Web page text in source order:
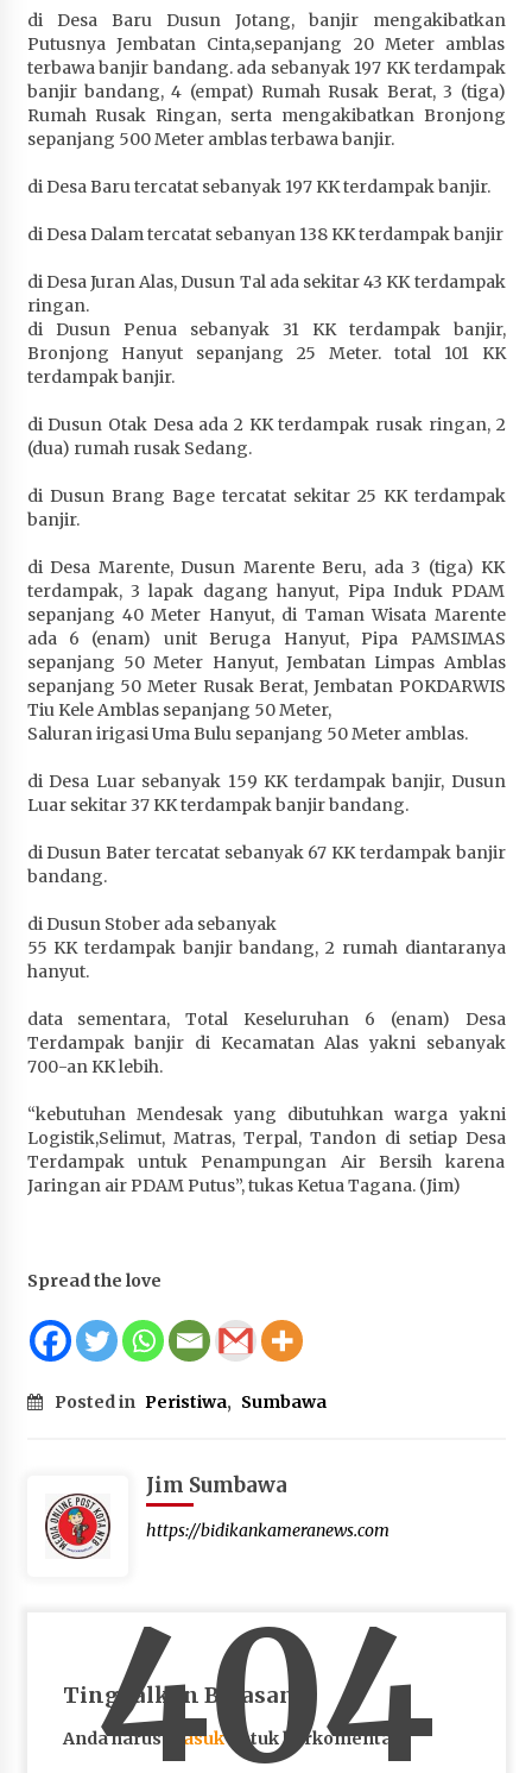
di Desa Baru Dusun Jotang, banjir mengakibatkan
Putusnya Jembatan Cinta,sepanjang 20 Meter amblas
terbawa banjir bandang. ada sebanyak 197 KK terdampak
banjir bandang, 4 (empat) Rumah Rusak Berat, 3 (tiga)
Rumah Rusak Ringan, serta mengakibatkan Bronjong
sepanjang 500 Meter amblas terbawa banjir.
di Desa Baru tercatat sebanyak 197 KK terdampak banjir.
di Desa Dalam tercatat sebanyan 138 KK terdampak banjir
di Desa Juran Alas, Dusun Tal ada sekitar 43 KK terdampak
ringan.
di Dusun Penua sebanyak 31 KK terdampak banjir,
Bronjong Hanyut sepanjang 25 Meter. total 101 KK
terdampak banjir.
di Dusun Otak Desa ada 2 KK terdampak rusak ringan, 2
(dua) rumah rusak Sedang.
di Dusun Brang Bage tercatat sekitar 25 KK terdampak
banjir.
di Desa Marente, Dusun Marente Beru, ada 3 (tiga) KK
terdampak, 3 lapak dagang hanyut, Pipa Induk PDAM
sepanjang 40 Meter Hanyut, di Taman Wisata Marente
ada 6 (enam) unit Beruga Hanyut, Pipa PAMSIMAS
sepanjang 50 Meter Hanyut, Jembatan Limpas Amblas
sepanjang 50 Meter Rusak Berat, Jembatan POKDARWIS
Tiu Kele Amblas sepanjang 50 Meter,
Saluran irigasi Uma Bulu sepanjang 50 Meter amblas.
di Desa Luar sebanyak 159 KK terdampak banjir, Dusun
Luar sekitar 37 KK terdampak banjir bandang.
di Dusun Bater tercatat sebanyak 67 KK terdampak banjir
bandang.
di Dusun Stober ada sebanyak
55 KK terdampak banjir bandang, 2 rumah diantaranya
hanyut.
data sementara, Total Keseluruhan 6 (enam) Desa
Terdampak banjir di Kecamatan Alas yakni sebanyak
700-an KK lebih.
“kebutuhan Mendesak yang dibutuhkan warga yakni
Logistik,Selimut, Matras, Terpal, Tandon di setiap Desa
Terdampak untuk Penampungan Air Bersih karena
Jaringan air PDAM Putus”, tukas Ketua Tagana. (Jim)
Spread the love
Posted in Peristiwa, Sumbawa
Jim Sumbawa
https://bidikankameranews.com
Tinggalkan Balasan
Anda harus masukuntuk berkomentar.
404